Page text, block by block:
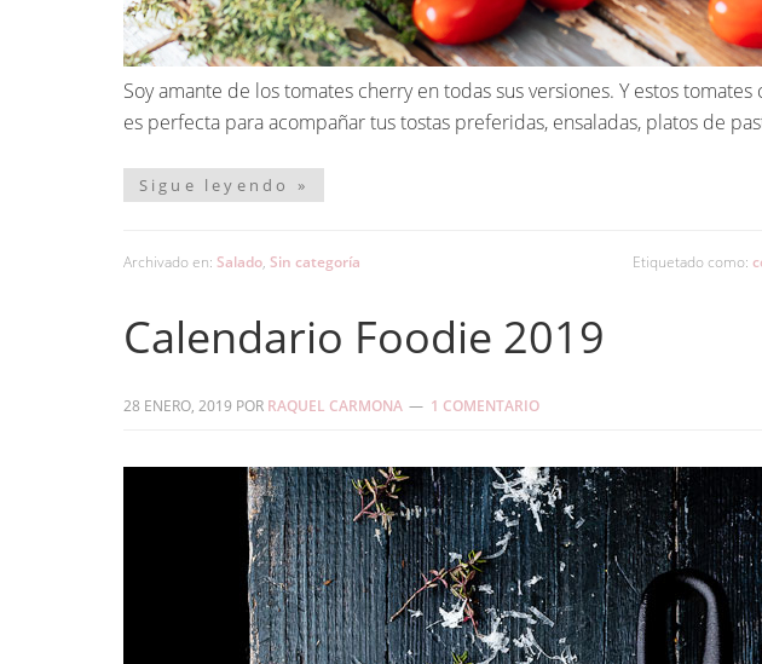
Soy amante de los tomates cherry en todas sus versiones. Y estos
es perfecta para acompañar tus tostas preferidas, ensaladas, platos de
Sigue leyendo »
Archivado en: Salado, Sin categoría Etiquetado como:
Calendario Foodie 2019
28 ENERO, 2019 POR RAQUEL CARMONA 1 COMENTARIO